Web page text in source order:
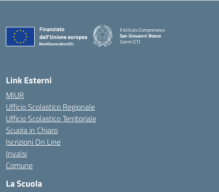
II Istituto Comprensivo
San Giovanni Bosco
Giarre (CT)
Link Esterni
MIUR
Ufficio Scolastico Regionale
Ufficio Scolastico Territoriale
Scuola in Chiaro
Iscrizioni On Line
Invalsi
Comune
La Scuola